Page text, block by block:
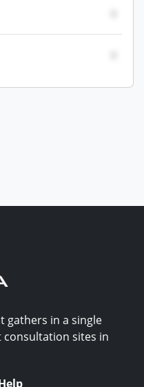
gathers in a single
sites in